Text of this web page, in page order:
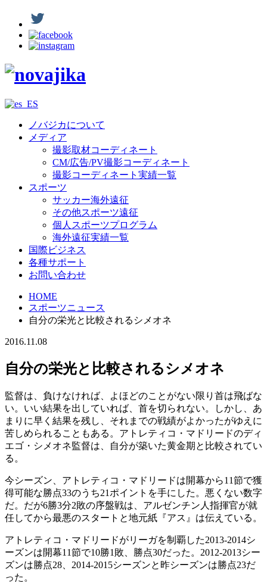
ノバジカについて
メディア
撮影取材コーディネート
CM/広告/PV撮影コーディネート
撮影コーディネート実績一覧
スポーツ
サッカー海外遠征
その他スポーツ遠征
個人スポーツプログラム
海外遠征実績一覧
国際ビジネス
各種サポート
お問い合わせ
HOME
スポーツニュース
自分の栄光と比較されるシメオネ
2016.11.08
自分の栄光と比較されるシメオネ
監督は、負けなければ、よほどのことがない限り首は飛ばな
い。いい結果を出していれば、首を切られない。しかし、あ
まりに早く結果を残し、それまでの戦績がよかったがゆえに
苦しめられることもある。アトレティコ・マドリードのディ
エゴ・シメオネ監督は、自分が築いた黄金期と比較されてい
る。
今シーズン、アトレティコ・マドリードは開幕から11節で獲
得可能な勝点33のうち21ポイントを手にした。悪くない数字
だ。だが6勝3分2敗の序盤戦は、アルゼンチン人指揮官が就
任してから最悪のスタートと地元紙『アス』は伝えている。
アトレティコ・マドリードがリーガを制覇した2013-2014シ
ーズンは開幕11節で10勝1敗、勝点30だった。2012-2013シー
ズンは勝点28、2014-2015シーズンと昨シーズンは勝点23だ
った。